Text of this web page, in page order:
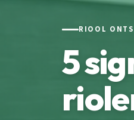
RIOOL
5